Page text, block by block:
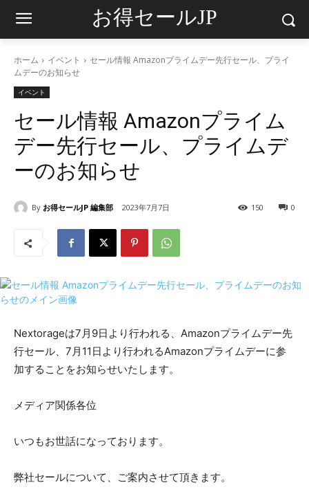
お得セールJP
ホーム イベント
セール情報 Amazonプライムデー先行セール、プライ
ムデーのお知らせ
イベント
セール情報 Amazonプライム
デー先行セール、プライムデ
ーのお知らせ
By お得セールJP 編集部 2023年7月7日 0
150
Nextorageは7月9日より行われる、Amazonプライムデー先
行セール、7月11日より行われるAmazonプライムデーに参
加することをお知らせいたします。
メディア関係各位
いつもお世話になっております。
弊社セールについて、ご案内させて頂きます。